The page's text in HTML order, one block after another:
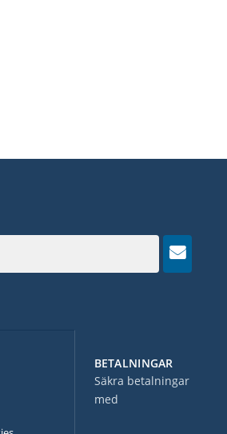
BETALNINGAR
Säkra betalningar
med